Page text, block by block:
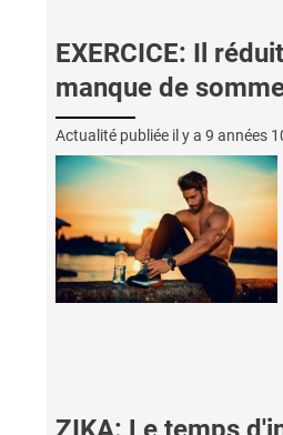
EXERCICE: Il
manque de
Actualité publiée il y a 9 années